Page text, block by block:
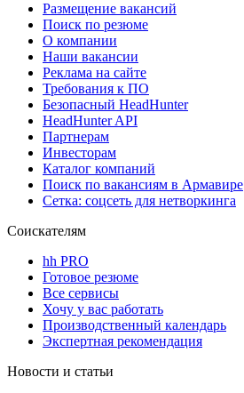
Размещение вакансий
Поиск по резюме
О компании
Наши вакансии
Реклама на сайте
Требования к ПО
Безопасный HeadHunter
HeadHunter API
Партнерам
Инвесторам
Каталог компаний
Поиск по вакансиям в Армавире
Сетка: соцсеть для нетворкинга
Соискателям
hh PRO
Готовое резюме
Все сервисы
Хочу у вас работать
Производственный календарь
Экспертная рекомендация
Новости и статьи